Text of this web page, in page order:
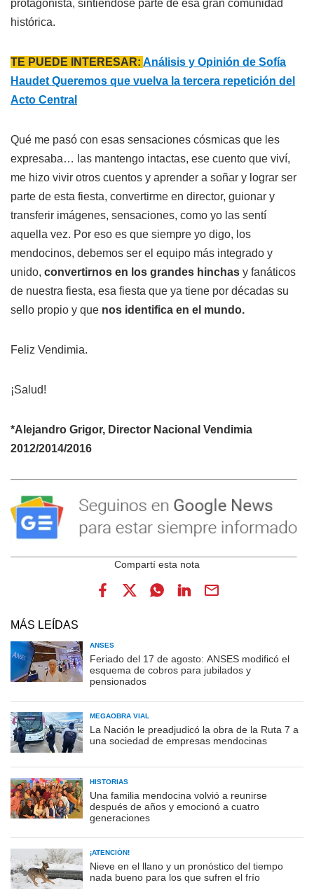
protagonista, sintiéndose parte de esa gran comunidad
histórica.
TE PUEDE INTERESAR: Análisis y Opinión de Sofía
Haudet Queremos que vuelva la tercera repetición del
Acto Central
Qué me pasó con esas sensaciones cósmicas que les
expresaba… las mantengo intactas, ese cuento que viví,
me hizo vivir otros cuentos y aprender a soñar y lograr ser
parte de esta fiesta, convertirme en director, guionar y
transferir imágenes, sensaciones, como yo las sentí
aquella vez. Por eso es que siempre yo digo, los
mendocinos, debemos ser el equipo más integrado y
unido, convertirnos en los grandes hinchas y fanáticos
de nuestra fiesta, esa fiesta que ya tiene por décadas su
sello propio y que nos identifica en el mundo.
Feliz Vendimia.
¡Salud!
*Alejandro Grigor, Director Nacional Vendimia
2012/2014/2016
MÁS LEÍDAS
ANSES
Feriado del 17 de agosto: ANSES modificó el
esquema de cobros para jubilados y
pensionados
MEGAOBRA VIAL
La Nación le preadjudicó la obra de la Ruta 7 a
una sociedad de empresas mendocinas
HISTORIAS
Una familia mendocina volvió a reunirse
después de años y emocionó a cuatro
generaciones
¡ATENCIÓN!
Nieve en el llano y un pronóstico del tiempo
nada bueno para los que sufren el frío